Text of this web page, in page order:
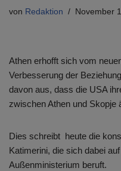
von Redaktion November
Athen erhofft sich vom
Verbesserung der
davon aus, dass die USA
zwischen Athen und Skopje
Dies schreibt heute die
Katimerini, die sich dabei
Außenministerium beruft.